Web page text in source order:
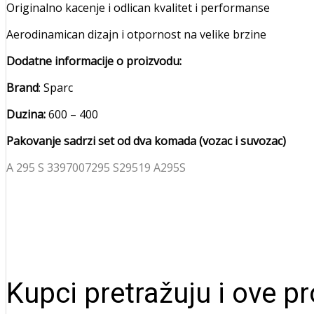
Originalno kacenje i odlican kvalitet i performanse
Aerodinamican dizajn i otpornost na velike brzine
Dodatne informacije o proizvodu:
Brand: Sparc
Duzina:600 – 400
Pakovanje sadrzi set od dva komada (vozac i suvozac)
A 295 S 3397007295 S29519 A295S
Kupci pretražuju i ove